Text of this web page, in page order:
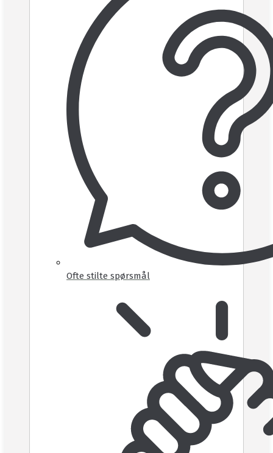
Ofte stilte spørsmål